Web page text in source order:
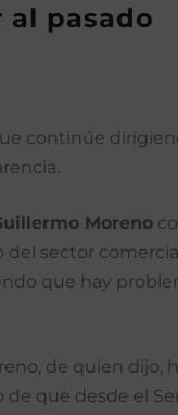
pasado
continúe
Moreno
sector
que hay
de quien dijo,
que desde el